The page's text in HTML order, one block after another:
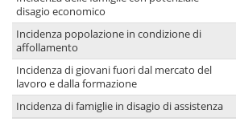
disagio economico
Incidenza popolazione in condizione di
affollamento
Incidenza di giovani fuori dal mercato del
lavoro e dalla formazione
Incidenza di famiglie in disagio di assistenza